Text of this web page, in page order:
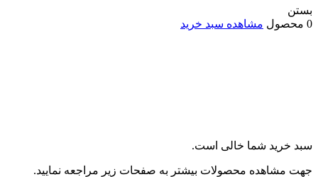
بستن
0 محصول
مشاهده سبد خرید
سبد خرید شما خالی است.
جهت مشاهده محصولات بیشتر به صفحات زیر مراجعه نمایید.